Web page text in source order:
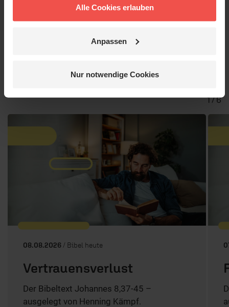
Alle Cookies erlauben
Anpassen
Nur notwendige Cookies
interessieren
08.08.2026 / Bibel heute
Vertrauensverlust
Der Bibeltext Johannes 8,37-45 –
ausgelegt von Henning Kämpf.
1 / 6